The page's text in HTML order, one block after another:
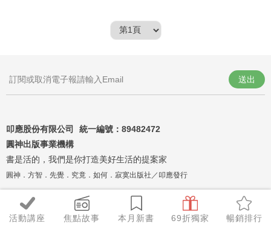
活動講座 焦點故事 本月新書 69折獨家 暢銷排行
叩應股份有限公司 統一編號： 89482472
圓神出版事業機構
書是活的，我們是你打造美好生活的提案家
圓神．方智．先覺．究竟．如何．寂寞出版社／叩應發行
送出